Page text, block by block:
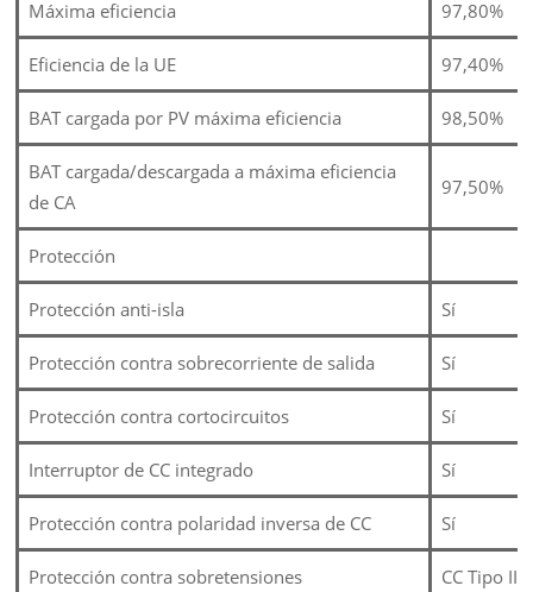
Máxima eficiencia 97,80%
Eficiencia de la UE 97,40%
BAT cargada por PV máxima eficiencia 98,50%
BAT cargada/descargada a máxima eficiencia
de CA
97,50%
Protección
Protección anti-isla Sí
Protección contra sobrecorriente de salida Sí
Protección contra cortocircuitos Sí
Interruptor de CC integrado Sí
Protección contra polaridad inversa de CC Sí
Protección contra sobretensiones CC Tipo II